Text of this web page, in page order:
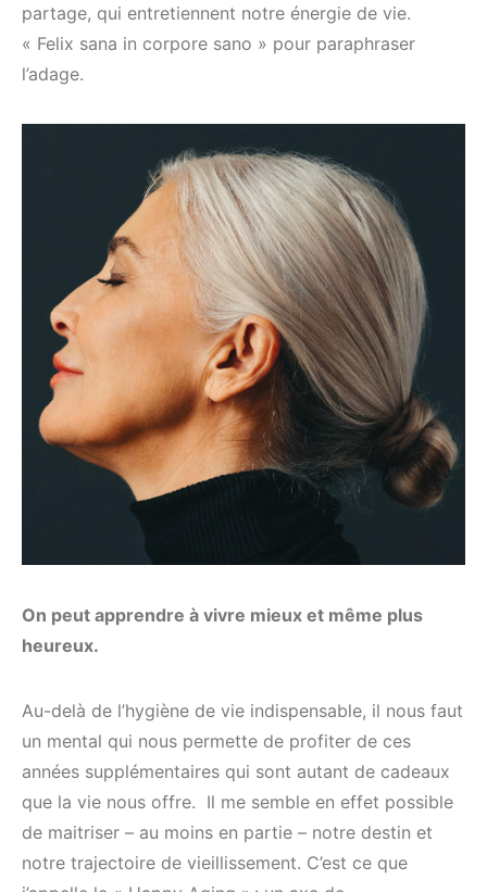
partage, qui entretiennent notre énergie de vie.
« Felix sana in corpore sano » pour paraphraser
l’adage.
On peut apprendre à vivre mieux et même plus
heureux.
Au-delà de l’hygiène de vie indispensable, il nous faut
un mental qui nous permette de profiter de ces
années supplémentaires qui sont autant de cadeaux
que la vie nous offre. Il me semble en effet possible
de maitriser – au moins en partie – notre destin et
notre trajectoire de vieillissement. C’est ce que